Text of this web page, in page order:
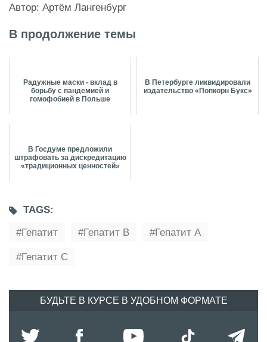
Автор: Артём Лангенбург
В продолжение темы
Радужные маски - вклад в
борьбу с пандемией и
гомофобией в Польше
В Петербурге ликвидировали
издательство «Попкорн Букс»
В Госдуме предложили
штрафовать за дискредитацию
«традиционных ценностей»
TAGS:
Гепатит
Гепатит B Гепатит А
Гепатит С
БУДЬТЕ В КУРСЕ В УДОБНОМ ФОРМАТЕ